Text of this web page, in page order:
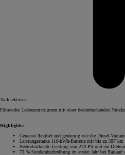
Vollelektrisch
Führendes Laderaumvolumen mit einer beeindruckenden
Highlights:
Genauso flexibel und geräumig wie die Diesel-
Leistungsstarke 110-kWh-Batterie mit bis zu 387 km
Beeindruckende Leistung von 270 PS und ein
75 % Sonderabschreibung im ersten Jahr bei